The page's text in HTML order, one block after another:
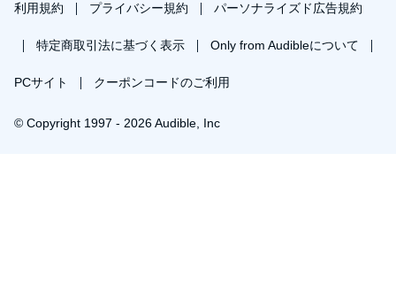
利用規約 プライバシー規約 パーソナライズド広告規約
特定商取引法に基づく表示 Only from Audibleについて
PCサイト クーポンコードのご利用
© Copyright 1997 - 2026 Audible, Inc